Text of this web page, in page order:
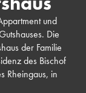
und
Die
der Familie
des Bischof
Rheingaus, in